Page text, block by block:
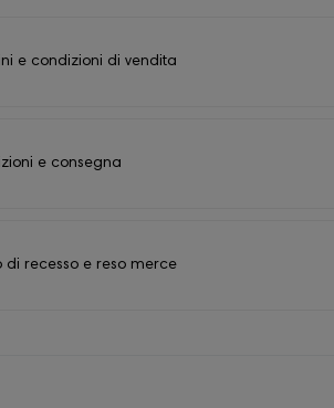
e condizioni di vendita
e consegna
di recesso e reso merce